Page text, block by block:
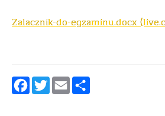
Zalacznik-do-egzaminu.docx
Facebook
Twitter
Email